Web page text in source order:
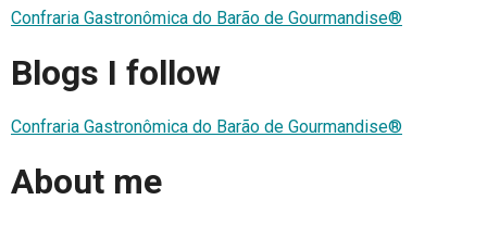
Confraria Gastronômica do Barão de Gourmandise®
Blogs I follow
Confraria Gastronômica do Barão de Gourmandise®
About me